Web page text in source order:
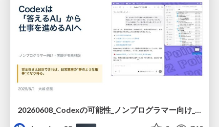
20260608_Codexの可能性_ノンプログラマー向け_大城追記